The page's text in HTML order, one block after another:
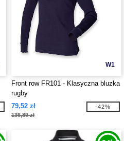
W1
Front row FR101 - Klasyczna bluzka
rugby
79,52 zł
136,89 zł
-42%